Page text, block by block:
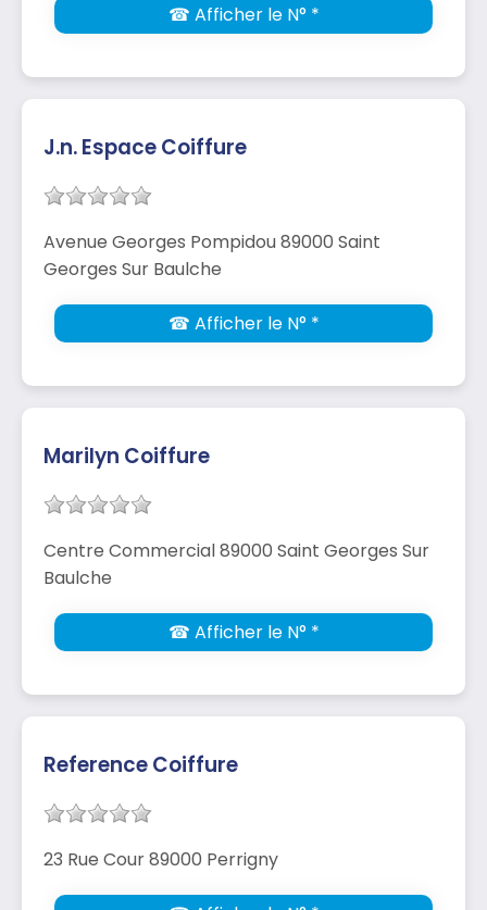
☎ Afficher le N° *
J.n. Espace Coiffure
Avenue Georges Pompidou 89000 Saint
Georges Sur Baulche
☎ Afficher le N° *
Marilyn Coiffure
Centre Commercial 89000 Saint Georges Sur
Baulche
☎ Afficher le N° *
Reference Coiffure
23 Rue Cour 89000 Perrigny